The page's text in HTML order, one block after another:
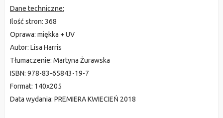
Dane techniczne:
Ilość stron: 368
Oprawa: miękka + UV
Autor: Lisa Harris
Tłumaczenie: Martyna Żurawska
ISBN: 978-83-65843-19-7
Format: 140x205
Data wydania: PREMIERA KWIECIEŃ 2018